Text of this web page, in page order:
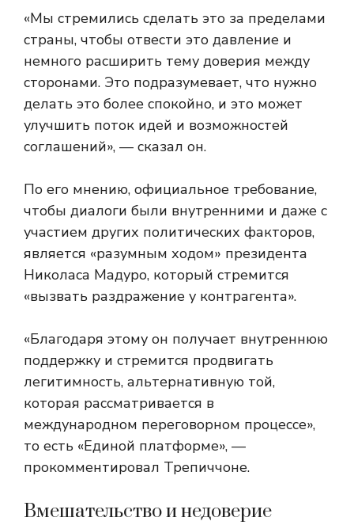
«Мы стремились сделать это за пределами
страны, чтобы отвести это давление и
немного расширить тему доверия между
сторонами. Это подразумевает, что нужно
делать это более спокойно, и это может
улучшить поток идей и возможностей
соглашений», — сказал он.
По его мнению, официальное требование,
чтобы диалоги были внутренними и даже с
участием других политических факторов,
является «разумным ходом» президента
Николаса Мадуро, который стремится
«вызвать раздражение у контрагента».
«Благодаря этому он получает внутреннюю
поддержку и стремится продвигать
легитимность, альтернативную той,
которая рассматривается в
международном переговорном процессе»,
то есть «Единой платформе», —
прокомментировал Трепиччоне.
Вмешательство и недоверие